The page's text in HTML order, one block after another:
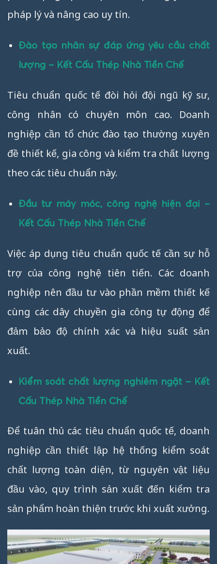
pháp lý và nâng cao uy tín.
Đào tạo nhân sự đáp ứng yêu cầu chất
lượng – Kết Cấu Thép Nhà Tiền Chế
Tiêu chuẩn quốc tế đòi hỏi đội ngũ kỹ sư,
công nhân có chuyên môn cao. Doanh
nghiệp cần tổ chức đào tạo thường xuyên
đề thiết kế, gia công và kiểm tra chất lượng
theo các tiêu chuẩn này.
Đầu tư máy móc, công nghệ hiện đại –
Kết Cấu Thép Nhà Tiền Chế
Việc áp dụng tiêu chuẩn quốc tế cần sự hỗ
trợ của công nghệ tiên tiến. Các doanh
nghiệp nên đầu tư vào phần mềm thiết kế
cùng các dây chuyền gia công tự động để
đảm bảo độ chính xác và hiệu suất sản
xuất.
Kiểm soát chất lượng nghiêm ngặt – Kết
Cấu Thép Nhà Tiền Chế
Để tuân thủ các tiêu chuẩn quốc tế, doanh
nghiệp cần thiết lập hệ thống kiểm soát
chất lượng toàn diện, từ nguyên vật liệu
đầu vào, quy trình sản xuất đến kiểm tra
sản phẩm hoàn thiện trước khi xuất xưởng.